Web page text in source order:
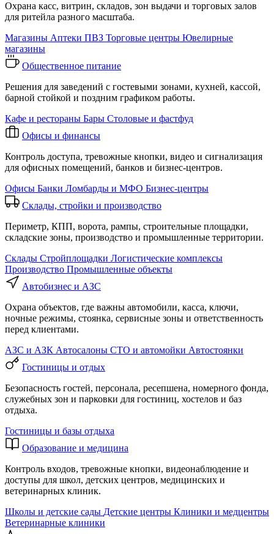
Охрана касс, витрин, складов, зон выдачи и торговых залов
для ритейла разного масштаба.
Магазины Аптеки ПВЗ Торговые центры Ювелирные
магазины
Общественное питание
Решения для заведений с гостевыми зонами, кухней, кассой,
барной стойкой и поздним графиком работы.
Кафе и рестораны Бары Столовые и фастфуд
Офисы и финансы
Контроль доступа, тревожные кнопки, видео и сигнализация
для офисных помещений, банков и бизнес-центров.
Офисы Банки Ломбарды и МФО Бизнес-центры
Склады, стройки и производство
Периметр, КПП, ворота, рампы, строительные площадки,
складские зоны, производство и промышленные территории.
Склады Стройплощадки Логистические комплексы
Производство Промышленные объекты
Автобизнес и АЗС
Охрана объектов, где важны автомобили, касса, ключи,
ночные режимы, стоянка, сервисные зоны и ответственность
перед клиентами.
АЗС и АЗК Автосалоны СТО и автомойки Автостоянки
Гостиницы и отдых
Безопасность гостей, персонала, ресепшена, номерного фонда,
служебных зон и парковки для гостиниц, хостелов и баз
отдыха.
Гостиницы и базы отдыха
Образование и медицина
Контроль входов, тревожные кнопки, видеонаблюдение и
доступы для школ, детских центров, медицинских и
ветеринарных клиник.
Школы и детские сады Детские центры Клиники и медцентры
Ветеринарные клиники